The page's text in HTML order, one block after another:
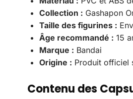
Collection : Gashapon
Taille des figurines :
Âge recommandé : 15
Marque : Bandai
Origine : Produit officiel
Contenu des